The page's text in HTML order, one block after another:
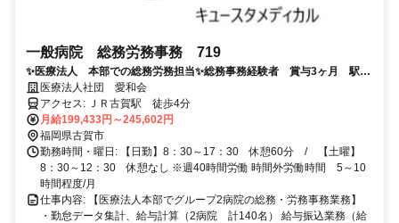
一般病院 総務労務事務 719
✨医療法人 本部での総務労務担当✨総務事務経験者 賞与3ヶ月 駅チ
カ 車通勤可
医療法人社団 愛和会
アクセス: ＪＲ古賀駅 徒歩4分
月給199,433円～245,602円
福岡県古賀市
勤務時間・曜日: 【日勤】8：30～17：30 休憩60分 / 【土曜】
8：30～12：30 休憩なし ※週40時間労働 時間外労働時間 5～10
時間程度/月
仕事内容: 【医療法人本部でグループ2病院の総務・労務事務業務】
・勤怠データ集計、給与計算（2病院 計140名） 給与振込業務（給